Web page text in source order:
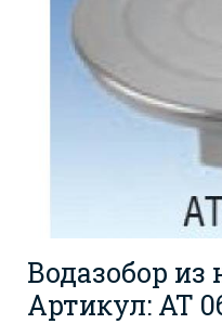
Водазобор из
Артикул: АТ